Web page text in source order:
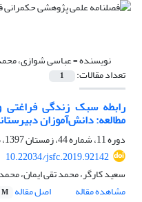
نویسنده =عباسی شوازی،
تعداد مقالات: 1
رابطه سبک زندگی فراغتی
مطالعه: دانش‌آموزان
دوره 11، شماره 44، زمستان 1397، صفحه
10.22034/jsfc.2019.92142
سعید کارگر، محمد تقی ایمان،
مشاهده مقاله
اصل مقاله